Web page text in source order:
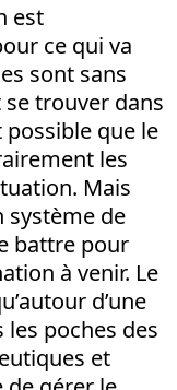
est
ce qui va
sont sans
trouver dans
que le
les
Mais
système de
battre pour
à venir. Le
d’une
les poches des
et